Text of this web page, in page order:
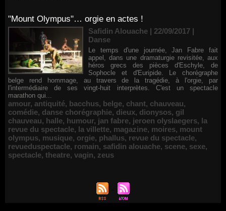
"Mount Olympus"… orgie en actes !
Safidin Alouache | 22/09/2017 |
Danse
Le temps d'une journée, Jan Fabre fait
appel, dans une dramaturgie revisitée, aux
héros grecs des pièces d'Eschyle, de
Sophocle et d'Euripide. Le chorégraphe
belge rend hommage, au travers de la tragédie, à l'orgie, par
l'intermédiaire de ses vingt-huit interprètes. C'est un spectacle
marathon qui...
amour, antiquité, bacchus, belge, chant, chauveau,
comédie, danse chorégraphie, dieux, dionysos, gil
chauveau, halle, humour, jan fabre, jeroen olyslaegers, la
revue du spectacle, la villette, magazine, moires, mount
olympus, musique, orgie, phallus, revue du spectacle,
revueduspectacle, romain, safidin alouache, scene, sexe,
spectacle, theatre, vagin, zeus